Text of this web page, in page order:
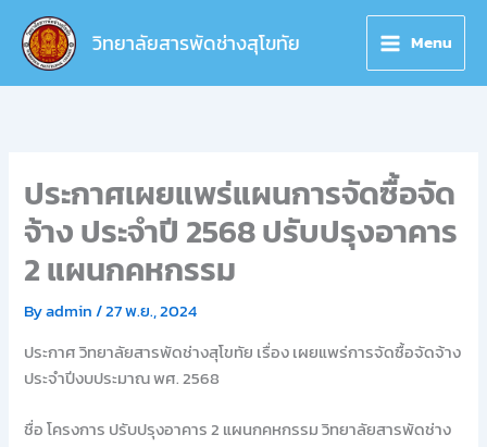
content
วิทยาลัยสารพัดช่างสุโขทัย Menu
ประกาศเผยแพร่แผนการจัดซื้อจัด
จ้าง ประจำปี 2568 ปรับปรุงอาคาร
2 แผนกคหกรรม
Byadmin/27 พ.ย., 2024
ประกาศ วิทยาลัยสารพัดช่างสุโขทัย เรื่อง เผยแพร่การจัดซื้อจัดจ้าง
ประจำปีงบประมาณ พศ. 2568
ชื่อ โครงการ ปรับปรุงอาคาร 2 แผนกคหกรรม วิทยาลัยสารพัดช่าง